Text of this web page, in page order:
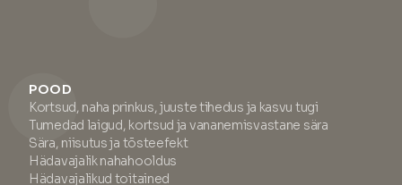
POOD
Kortsud, naha prinkus, juuste tihedus ja kasvu tugi
Tumedad laigud, kortsud ja vananemisvastane sära
Sära, niisutus ja tõsteefekt
Hädavajalik nahahooldus
Hädavajalikud toitained